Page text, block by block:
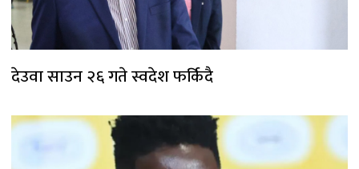
देउवा साउन २६ गते स्वदेश फर्किदै